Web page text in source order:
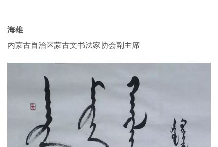
海雄
内蒙古自治区蒙古文书法家协会副主席